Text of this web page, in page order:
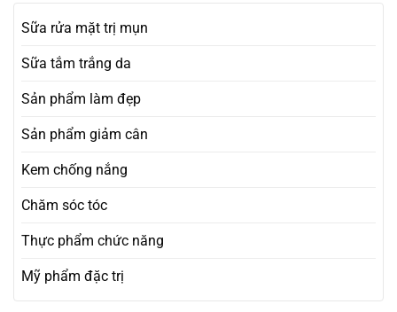
Sữa rửa mặt trị mụn
Sữa tắm trắng da
Sản phẩm làm đẹp
Sản phẩm giảm cân
Kem chống nắng
Chăm sóc tóc
Thực phẩm chức năng
Mỹ phẩm đặc trị